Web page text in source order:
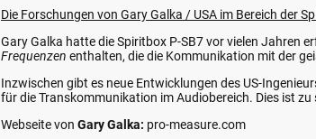
Die Forschungen von Gary Galka / USA im Bereich der
Gary Galka hatte die Spiritbox P-SB7 vor vielen Jahren
Frequenzen enthalten, die die Kommunikation mit der
Inzwischen gibt es neue Entwicklungen des US-
für die Transkommunikation im Audiobereich. Dies ist
Webseite von Gary Galka: pro-measure.com